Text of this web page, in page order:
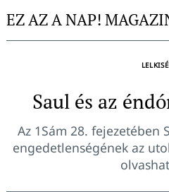
toEZ AZ A NAP!
Saul és az
Az 1Sám 28. fejezetében
engedetlenségének az